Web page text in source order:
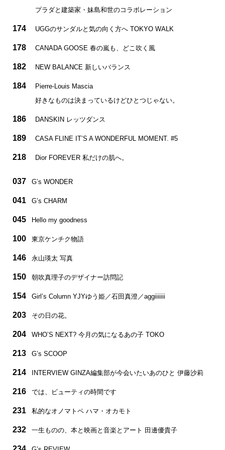
プラダと建築家・妹島和世のコラボレーション
174 UGGのサンダルと気の向く方へ TOKYO WALK
178 CANADA GOOSE 春の嵐も、どこ吹く風
182 NEW BALANCE 新しいバランス
184
Pierre-Louis Mascia
好きなものは決まっているけどひとつじゃない。
186 DANSKIN レッツダンス
189 CASA FLINE IT’S A WONDERFUL MOMENT. #5
218 Dior FOREVER 私だけの肌へ。
037 G’s WONDER
041 G’s CHARM
045 Hello my goodness
100 東京ケンチク物語
146 永山瑛太 写真
150 朝吹真理子のデザイナー訪問記
154 Girl’s Column YJYゆう姫／石田真澄／aggiiiiiii
203 その日の花。
204 WHO’S NEXT? 今月の気になるあの子 TOKO
213 G’s SCOOP
214 INTERVIEW GINZA編集部が今会いたいあのひと 伊藤沙莉
216 では、ビューティの時間です
231 私的なオノマトペ ハマ・オカモト
232 一生ものの、本と映画と音楽とアート 田邊優貴子